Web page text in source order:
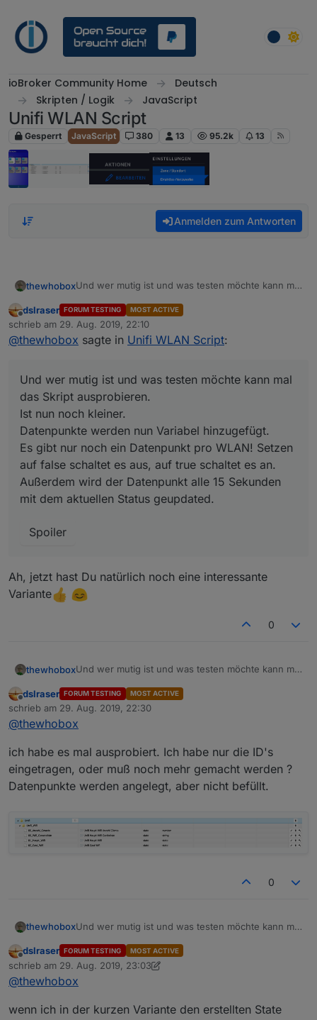
ioBroker Community Home
Deutsch
Skripten / Logik
JavaScript
Unifi WLAN Script
Gesperrt JavaScript 380 13 95.2k 13
Anmelden zum Antworten
thewhoboxUnd wer mutig ist und was testen möchte kann mal
Ist nun noch kleiner.
Datenpunkte werden nun Variabel hinzugefügt.
Es gibt nur noch ein Datenpunkt pro WLAN! Setzen
mit dem aktuellen Status geupdated.
Spoiler
Offline
dslraser FORUM TESTING MOST ACTIVE
schrieb am 29. Aug. 2019, 22:10
zuletzt editiert von
@thewhobox sagte in Unifi WLAN Script:
Und wer mutig ist und was testen möchte kann mal
das Skript ausprobieren.
Ist nun noch kleiner.
Datenpunkte werden nun Variabel hinzugefügt.
Es gibt nur noch ein Datenpunkt pro WLAN! Setzen
auf false schaltet es aus, auf true schaltet es an.
Außerdem wird der Datenpunkt alle 15 Sekunden
mit dem aktuellen Status geupdated.
Spoiler
Ah, jetzt hast Du natürlich noch eine interessante
Variante
0
thewhoboxUnd wer mutig ist und was testen möchte kann mal
Ist nun noch kleiner.
Datenpunkte werden nun Variabel hinzugefügt.
Es gibt nur noch ein Datenpunkt pro WLAN! Setzen
Außerdem wird der Datenpunkt alle 15 Sekunden
mit dem aktuellen Status geupdated.
Spoiler
Offline
dslraser FORUM TESTING MOST ACTIVE
schrieb am 29. Aug. 2019, 22:30
zuletzt editiert von
@thewhobox
ich habe es mal ausprobiert. Ich habe nur die ID's
eingetragen, oder muß noch mehr gemacht werden ?
Datenpunkte werden angelegt, aber nicht befüllt.
0
thewhoboxUnd wer mutig ist und was testen möchte kann mal
Ist nun noch kleiner.
Datenpunkte werden nun Variabel hinzugefügt.
Es gibt nur noch ein Datenpunkt pro WLAN! Setzen
Außerdem wird der Datenpunkt alle 15 Sekunden
Spoiler
Offline
dslraser FORUM TESTING MOST ACTIVE
schrieb am 29. Aug. 2019, 23:03
zuletzt editiert von dslraser
@thewhobox
wenn ich in der kurzen Variante den erstellten State